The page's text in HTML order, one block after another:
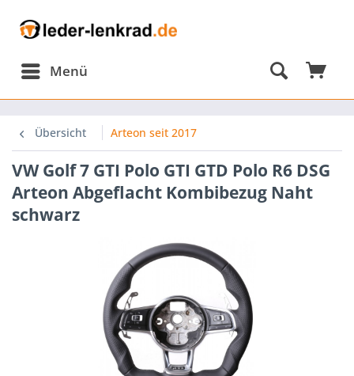
Menü
Übersicht Arteon seit 2017
VW Golf 7 GTI Polo GTI GTD Polo R6 DSG
Arteon Abgeflacht Kombibezug Naht
schwarz